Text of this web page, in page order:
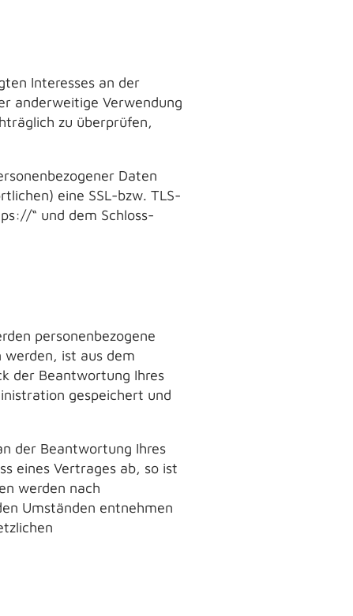
Interesses an der
anderweitige Verwendung
zu überprüfen,
Daten
eine SSL-bzw. TLS-
“ und dem Schloss-
personenbezogene
ist aus dem
der Beantwortung Ihres
gespeichert und
der Beantwortung Ihres
eines Vertrages ab, so ist
werden nach
Umständen entnehmen